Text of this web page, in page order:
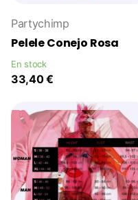
Partychimp
Pelele Conejo Rosa
En stock
33,40 €